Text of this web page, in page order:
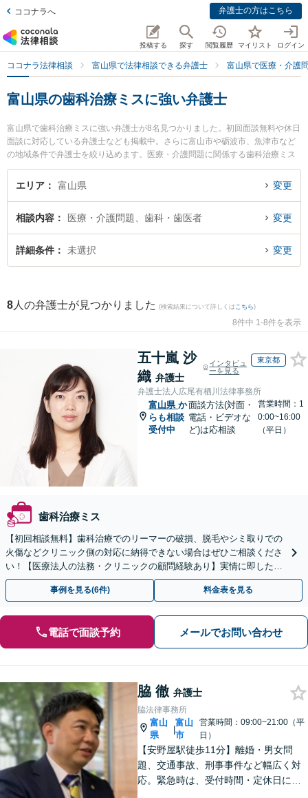
ココナラへ 弁護士の方はこちら
投稿する 探す 閲覧履歴 マイリスト ログイン
ココナラ法律相談 富山県で法律相談できる弁護士 富山県で医療・介護
富山県の歯科治療ミスに強い弁護士
富山県で歯科治療ミスに強い弁護士が8名見つかりました。初回面談無料や休日
面談に対応している弁護士なども掲載中。さらに富山市や砺波市、魚津市など
の地域条件で弁護士を絞り込めます。医療・介護問題に関係する歯科治療ミス
や美容整形のトラブル、産婦人科の訴訟等の細かな分野での絞り込み検索もで
き便利です。特に脇法律事務所の脇 徹弁護士や深水法律事務所の深水 信行弁護
療ミスのトラブルを今すぐに弁護士に相談したい』『歯科治療ミスのトラブル
解決の実績豊富な近くの弁護士を検索したい』『初回相談無料で歯科治療ミス
を法律相談できる富山県内の弁護士に相談予約したい』などでお困りの相談者
エリア 富山県 変更
相談内容 医療・介護問題、歯科・歯医者 変更
詳細条件 未選択 変更
8 人の弁護士が見つかりました (検索結果について詳しくは こちら)
8件中 1-8件を表示
五十嵐 沙
織 弁護士
インタビュ
ーを見る
東京都
弁護士法人広尾有栖川法律事務所
富山県 か
らも相談
受付中
面談方法(対面・
電話・ビデオな
ど)は応相談
営業時間：1
0:00~16:00
（平日）
歯科治療ミス
【初回相談無料】歯科治療でのリーマーの破損、脱毛やシミ取りでの
火傷などクリニック側の対応に納得できない場合はぜひご相談くださ
い！【医療法人の法務・クリニックの顧問経験あり】実情に即したア
ドバイスで、納得のできるトラブルの解決を目指します。
事例を見る(6件) 料金表を見る
電話で面談予約 メールでお問い合わせ
脇 徹 弁護士
脇法律事務所
富山
県
|
富山
市
営業時間：09:00~21:00（平
日）
【安野屋駅徒歩11分】離婚・男女問
題、交通事故、刑事事件など幅広く対
応。緊急時は、受付時間・定休日に関